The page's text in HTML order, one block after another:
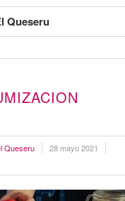
Queseru
Queseru
28 mayo 2021